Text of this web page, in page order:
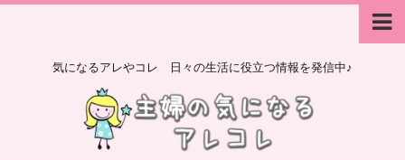
気になるアレやコレ 日々の生活に役立つ情報を発信中♪